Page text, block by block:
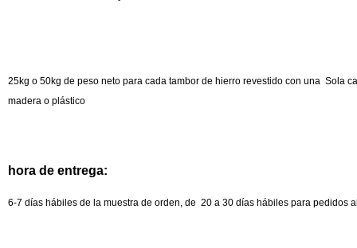
25kg o 50kg de peso neto para cada tambor de hierro revestido con una Sola
madera o plástico
hora de entrega:
6-7 días hábiles de la muestra de orden, de 20 a 30 días hábiles para pedidos